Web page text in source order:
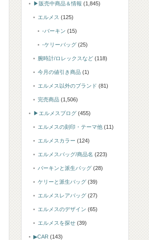
▶販売中商品＆情報 (1,845)
エルメス (125)
-バーキン (15)
-ケリーバッグ (25)
腕時計/ロレックスなど (118)
今月の値引き商品 (1)
エルメス以外のブランド (81)
完売商品 (1,506)
▶エルメスブログ (455)
エルメスの刻印・テーマ他 (11)
エルメスカラー (124)
エルメスバッグ/商品名 (223)
バーキンと派生バッグ (28)
ケリーと派生バッグ (39)
エルメスレアバッグ (27)
エルメスのデザイン (65)
エルメスを探せ (39)
▶CAR (143)